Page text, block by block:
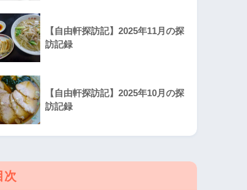
【自由軒探訪記】2025年11月の探
訪記録
【自由軒探訪記】2025年10月の探
訪記録
次